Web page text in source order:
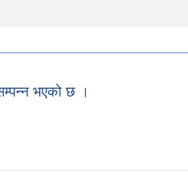
भएको छ ।